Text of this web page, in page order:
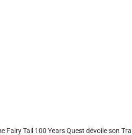
Fairy Tail 100 Years Quest dévoile son